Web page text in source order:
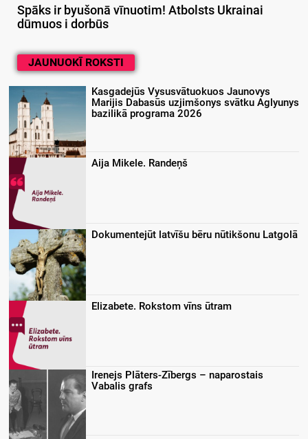
Spāks ir byušonā vīnuotim! Atbolsts Ukrainai
dūmuos i dorbūs
JAUNUOKĪ ROKSTI
Kasgadejūs Vysusvātuokuos Jaunovys
Marijis Dabasūs uzjimšonys svātku Aglyunys
bazilikā programa 2026
Aija Mikele. Randeņš
Dokumentejūt latvīšu bēru nūtikšonu Latgolā
Elizabete. Rokstom vīns ūtram
Irenejs Plāters-Zībergs – naparostais
Vabalis grafs